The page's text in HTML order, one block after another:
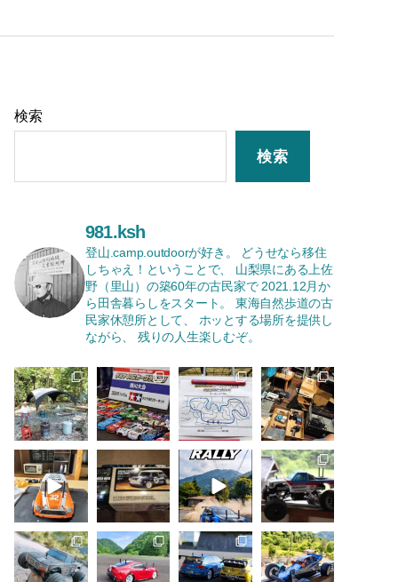
検索
検索
981.ksh
登山.camp.outdoorが好き。
どうせなら移住
しちゃえ！ということで、
山梨県にある上佐
野（里山）の築60年の古民家で2021.12月か
ら田舎暮らしをスタート。
東海自然歩道の古
民家休憩所として、
ホッとする場所を提供し
ながら、
残りの人生楽しむぞ。